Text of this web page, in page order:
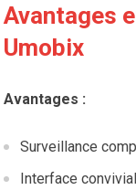
Avantages
Umobix
Avantages :
Surveillance
Interface